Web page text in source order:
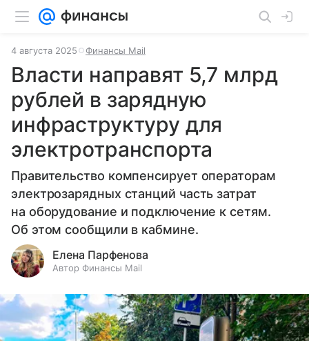
4 августа 2025 Финансы Mail
Власти направят 5,7 млрд
рублей в зарядную
инфраструктуру для
электротранспорта
Правительство компенсирует операторам
электрозарядных станций часть затрат
на оборудование и подключение к сетям.
Об этом сообщили в кабмине.
Елена Парфенова
Автор Финансы Mail